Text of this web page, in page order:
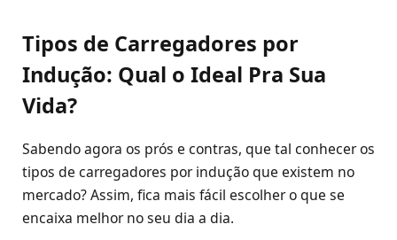
Tipos de Carregadores por
Indução: Qual o Ideal Pra Sua
Vida?
Sabendo agora os prós e contras, que tal conhecer os
tipos de carregadores por indução que existem no
mercado? Assim, fica mais fácil escolher o que se
encaixa melhor no seu dia a dia.